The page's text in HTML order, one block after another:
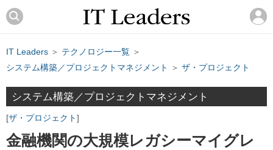
IT Leaders ＞ テクノロジー一覧 ＞
システム構築／プロジェクトマネジメント
＞ ザ・プロジェクト
システム構築／プロジェクトマネジメント
ザ・プロジェクト
金融機関の大規模レガシーマイグレ